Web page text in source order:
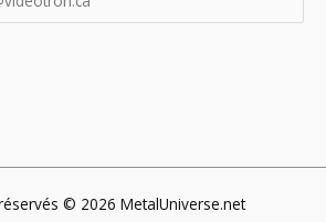
© 2026 MetalUniverse.net